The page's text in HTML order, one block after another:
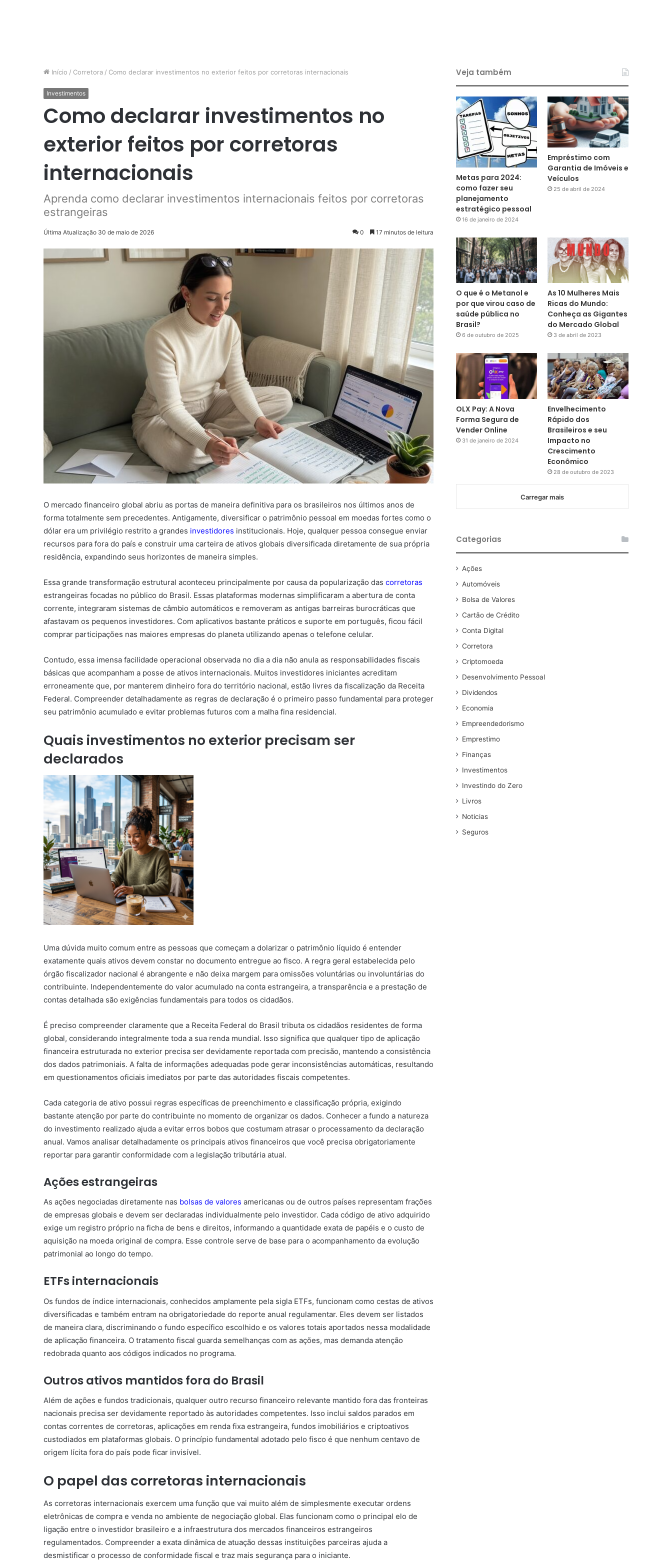
Início / Corretora / Como declarar investimentos no exterior feitos por corretoras internacionais
Investimentos
Como declarar investimentos no
exterior feitos por corretoras
internacionais
Aprenda como declarar investimentos internacionais feitos por corretoras
estrangeiras
Última Atualização 30 de maio de 2026 0 17 minutos de leitura
O mercado financeiro global abriu as portas de maneira definitiva para os brasileiros nos últimos anos de
forma totalmente sem precedentes. Antigamente, diversificar o patrimônio pessoal em moedas fortes como o
dólar era um privilégio restrito a grandes investidores institucionais. Hoje, qualquer pessoa consegue enviar
recursos para fora do país e construir uma carteira de ativos globais diversificada diretamente de sua própria
residência, expandindo seus horizontes de maneira simples.
Essa grande transformação estrutural aconteceu principalmente por causa da popularização das corretoras
estrangeiras focadas no público do Brasil. Essas plataformas modernas simplificaram a abertura de conta
corrente, integraram sistemas de câmbio automáticos e removeram as antigas barreiras burocráticas que
afastavam os pequenos investidores. Com aplicativos bastante práticos e suporte em português, ficou fácil
comprar participações nas maiores empresas do planeta utilizando apenas o telefone celular.
Contudo, essa imensa facilidade operacional observada no dia a dia não anula as responsabilidades fiscais
básicas que acompanham a posse de ativos internacionais. Muitos investidores iniciantes acreditam
erroneamente que, por manterem dinheiro fora do território nacional, estão livres da fiscalização da Receita
Federal. Compreender detalhadamente as regras de declaração é o primeiro passo fundamental para proteger
seu patrimônio acumulado e evitar problemas futuros com a malha fina residencial.
Quais investimentos no exterior precisam ser
declarados
Uma dúvida muito comum entre as pessoas que começam a dolarizar o patrimônio líquido é entender
exatamente quais ativos devem constar no documento entregue ao fisco. A regra geral estabelecida pelo
órgão fiscalizador nacional é abrangente e não deixa margem para omissões voluntárias ou involuntárias do
contribuinte. Independentemente do valor acumulado na conta estrangeira, a transparência e a prestação de
contas detalhada são exigências fundamentais para todos os cidadãos.
É preciso compreender claramente que a Receita Federal do Brasil tributa os cidadãos residentes de forma
global, considerando integralmente toda a sua renda mundial. Isso significa que qualquer tipo de aplicação
financeira estruturada no exterior precisa ser devidamente reportada com precisão, mantendo a consistência
dos dados patrimoniais. A falta de informações adequadas pode gerar inconsistências automáticas, resultando
em questionamentos oficiais imediatos por parte das autoridades fiscais competentes.
Cada categoria de ativo possui regras específicas de preenchimento e classificação própria, exigindo
bastante atenção por parte do contribuinte no momento de organizar os dados. Conhecer a fundo a natureza
do investimento realizado ajuda a evitar erros bobos que costumam atrasar o processamento da declaração
anual. Vamos analisar detalhadamente os principais ativos financeiros que você precisa obrigatoriamente
reportar para garantir conformidade com a legislação tributária atual.
Ações estrangeiras
As ações negociadas diretamente nas bolsas de valores americanas ou de outros países representam frações
de empresas globais e devem ser declaradas individualmente pelo investidor. Cada código de ativo adquirido
exige um registro próprio na ficha de bens e direitos, informando a quantidade exata de papéis e o custo de
aquisição na moeda original de compra. Esse controle serve de base para o acompanhamento da evolução
patrimonial ao longo do tempo.
ETFs internacionais
Os fundos de índice internacionais, conhecidos amplamente pela sigla ETFs, funcionam como cestas de ativos
diversificadas e também entram na obrigatoriedade do reporte anual regulamentar. Eles devem ser listados
de maneira clara, discriminando o fundo específico escolhido e os valores totais aportados nessa modalidade
de aplicação financeira. O tratamento fiscal guarda semelhanças com as ações, mas demanda atenção
redobrada quanto aos códigos indicados no programa.
Outros ativos mantidos fora do Brasil
Além de ações e fundos tradicionais, qualquer outro recurso financeiro relevante mantido fora das fronteiras
nacionais precisa ser devidamente reportado às autoridades competentes. Isso inclui saldos parados em
contas correntes de corretoras, aplicações em renda fixa estrangeira, fundos imobiliários e criptoativos
custodiados em plataformas globais. O princípio fundamental adotado pelo fisco é que nenhum centavo de
origem lícita fora do país pode ficar invisível.
O papel das corretoras internacionais
As corretoras internacionais exercem uma função que vai muito além de simplesmente executar ordens
eletrônicas de compra e venda no ambiente de negociação global. Elas funcionam como o principal elo de
ligação entre o investidor brasileiro e a infraestrutura dos mercados financeiros estrangeiros
regulamentados. Compreender a exata dinâmica de atuação dessas instituições parceiras ajuda a
desmistificar o processo de conformidade fiscal e traz mais segurança para o iniciante.
Veja também
Metas para 2024:
como fazer seu
planejamento
estratégico pessoal
16 de janeiro de 2024
Empréstimo com
Garantia de Imóveis e
Veículos
25 de abril de 2024
O que é o Metanol e
por que virou caso de
saúde pública no
Brasil?
6 de outubro de 2025
As 10 Mulheres Mais
Ricas do Mundo:
Conheça as Gigantes
do Mercado Global
3 de abril de 2023
OLX Pay: A Nova
Forma Segura de
Vender Online
31 de janeiro de 2024
Envelhecimento
Rápido dos
Brasileiros e seu
Impacto no
Crescimento
Econômico
28 de outubro de 2023
Carregar mais
Categorias
Ações
Automóveis
Bolsa de Valores
Cartão de Crédito
Conta Digital
Corretora
Criptomoeda
Desenvolvimento Pessoal
Dividendos
Economia
Empreendedorismo
Emprestimo
Finanças
Investimentos
Investindo do Zero
Livros
Noticias
Seguros